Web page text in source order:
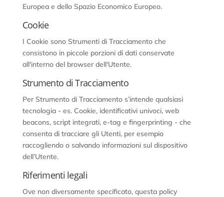
Europea e dello Spazio Economico Europeo.
Cookie
I Cookie sono Strumenti di Tracciamento che
consistono in piccole porzioni di dati conservate
all'interno del browser dell'Utente.
Strumento di Tracciamento
Per Strumento di Tracciamento s’intende qualsiasi
tecnologia - es. Cookie, identificativi univoci, web
beacons, script integrati, e-tag e fingerprinting - che
consenta di tracciare gli Utenti, per esempio
raccogliendo o salvando informazioni sul dispositivo
dell’Utente.
Riferimenti legali
Ove non diversamente specificato, questa policy